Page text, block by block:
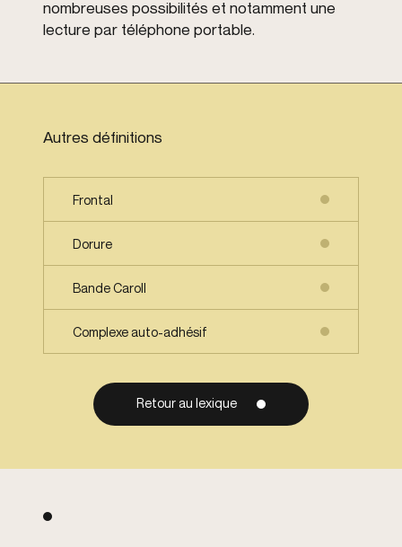
nombreuses possibilités et notamment une
lecture par téléphone portable.
Autres définitions
Frontal
Dorure
Bande Caroll
Complexe auto-adhésif
Retour au lexique